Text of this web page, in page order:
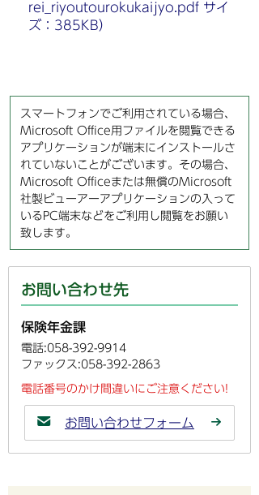
rei_riyoutourokukaijyo.pdf サイ
ズ：385KB）
スマートフォンでご利用されている場合、
Microsoft Office用ファイルを閲覧できる
アプリケーションが端末にインストールさ
れていないことがございます。その場合、
Microsoft Officeまたは無償のMicrosoft
社製ビューアーアプリケーションの入って
いるPC端末などをご利用し閲覧をお願い
致します。
お問い合わせ先
保険年金課
電話:058-392-9914
ファックス:058-392-2863
電話番号のかけ間違いにご注意ください!
お問い合わせフォーム